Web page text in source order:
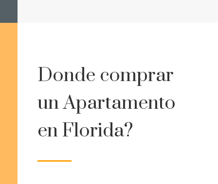
Donde comprar
un Apartamento
en Florida?